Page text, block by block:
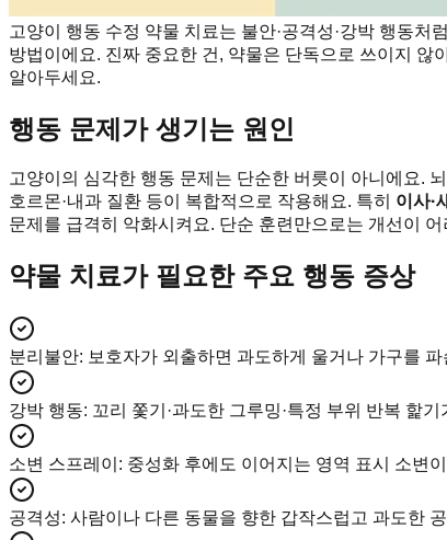
고양이 행동 수정 약물 치료는 불안·공격성·강박 행동
방법이에요. 진짜 중요한 건, 약물은 단독으로 쓰이지
알아두세요.
행동 문제가 생기는 원인
고양이의 심각한 행동 문제는 단순한 버릇이 아니에요.
호르몬·내과 질환 등이 복합적으로 작용해요. 특히 이사·
문제를 급격히 악화시켜요. 단순 훈련만으로는 개선이
약물 치료가 필요한 주요 행동 증상
분리불안: 보호자가 외출하면 과도하게 울거나 가구를 파
강박 행동: 꼬리 쫓기·과도한 그루밍·특정 부위 반복 핥
소변 스프레이 : 중성화 후에도 이어지는 영역 표시 소변
공격성: 사람이나 다른 동물을 향한 갑작스럽고 과도한